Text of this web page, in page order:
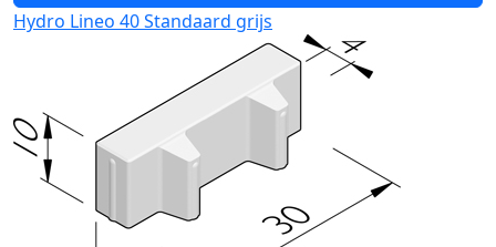
Hydro Lineo 40 Standaard grijs